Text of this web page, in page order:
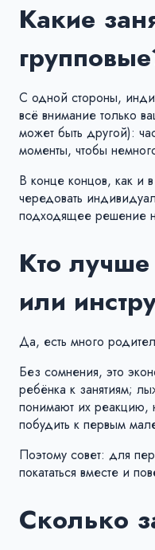
Какие
С одной стороны,
всё внимание только
может быть другой):
моменты, чтобы
В конце концов, как и
чередовать
подходящее решение
Кто
или
Да, есть много
Без сомнения, это
ребёнка к занятиям;
понимают их реакцию,
побудить к первым
Поэтому совет: для
покататься вместе и
Сколько